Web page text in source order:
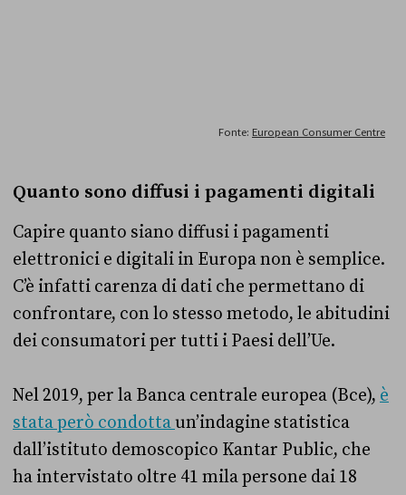
Quanto sono diffusi i pagamenti digitali
Capire quanto siano diffusi i pagamenti
elettronici e digitali in Europa non è semplice.
C’è infatti carenza di dati che permettano di
confrontare, con lo stesso metodo, le abitudini
dei consumatori per tutti i Paesi dell’Ue.
Nel 2019, per la Banca centrale europea (Bce), è
stata però condottaun’indagine statistica
dall’istituto demoscopico Kantar Public, che
ha intervistato oltre 41 mila persone dai 18